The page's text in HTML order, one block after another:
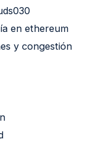
en ethereum
y congestión